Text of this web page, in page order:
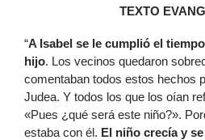
TEXTO
“A Isabel se le cumplió el
hijo. Los vecinos quedaron
comentaban todos estos hechos
Judea. Y todos los que los oían
«Pues ¿qué será este niño?».
estaba con él. El niño crecía y